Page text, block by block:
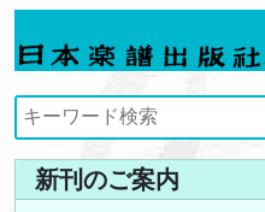
新刊のご案内